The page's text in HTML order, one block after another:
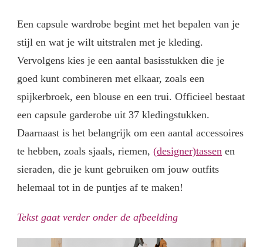
Een capsule wardrobe begint met het bepalen van je
stijl en wat je wilt uitstralen met je kleding.
Vervolgens kies je een aantal basisstukken die je
goed kunt combineren met elkaar, zoals een
spijkerbroek, een blouse en een trui. Officieel bestaat
een capsule garderobe uit 37 kledingstukken.
Daarnaast is het belangrijk om een aantal accessoires
te hebben, zoals sjaals, riemen, (designer)tassen en
sieraden, die je kunt gebruiken om jouw outfits
helemaal tot in de puntjes af te maken!
Tekst gaat verder onder de afbeelding